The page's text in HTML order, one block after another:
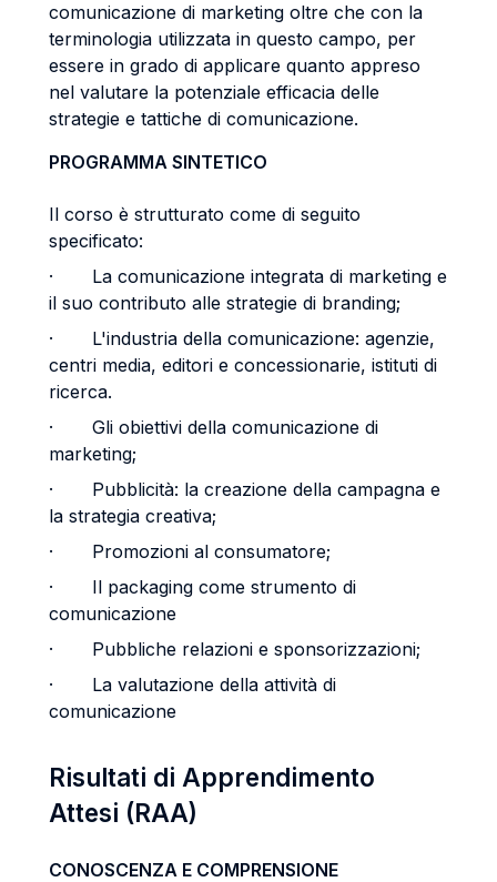
comunicazione di marketing oltre che con la
terminologia utilizzata in questo campo, per
essere in grado di applicare quanto appreso
nel valutare la potenziale efficacia delle
strategie e tattiche di comunicazione.
PROGRAMMA SINTETICO
Il corso è strutturato come di seguito
specificato:
· La comunicazione integrata di marketing e
il suo contributo alle strategie di branding;
· L'industria della comunicazione: agenzie,
centri media, editori e concessionarie, istituti di
ricerca.
· Gli obiettivi della comunicazione di
marketing;
· Pubblicità: la creazione della campagna e
la strategia creativa;
· Promozioni al consumatore;
· Il packaging come strumento di
comunicazione
· Pubbliche relazioni e sponsorizzazioni;
· La valutazione della attività di
comunicazione
Risultati di Apprendimento
Attesi (RAA)
CONOSCENZA E COMPRENSIONE